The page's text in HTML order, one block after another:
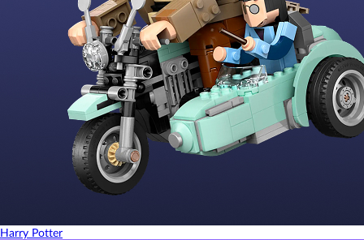
Harry Potter